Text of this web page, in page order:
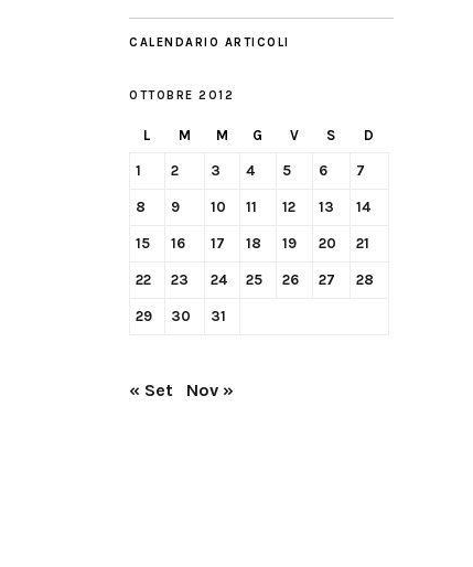
CALENDARIO ARTICOLI
OTTOBRE 2012
L M M G V S D
1 2 3 4 5 6 7
8 9 10 11 12 13 14
15 16 17 18 19 20 21
22 23 24 25 26 27 28
29 30 31
« Set Nov »